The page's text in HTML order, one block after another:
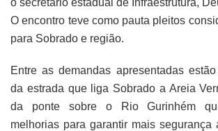
O encontro teve como pauta pleitos
para Sobrado e região.
Entre as demandas apresentadas
da estrada que liga Sobrado a Areia
da ponte sobre o Rio Gurinhém
melhorias para garantir mais segurança